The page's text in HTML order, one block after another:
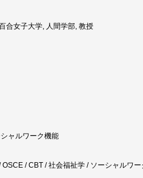
合女子大学, 人間学部, 教授
ャルワーク機能
/ CBT / 社会福祉学 / ソーシャルワ